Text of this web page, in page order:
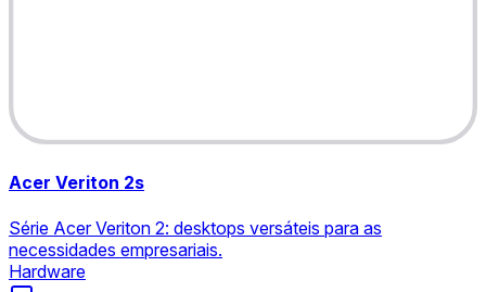
Acer Veriton 2s
Série Acer Veriton 2: desktops versáteis para as
necessidades empresariais.
Hardware